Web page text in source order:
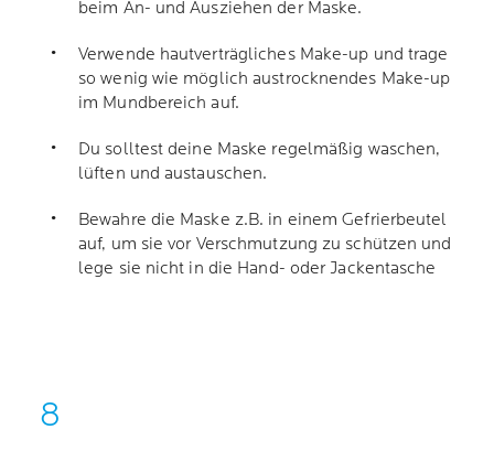
beim An- und Ausziehen der Maske.
Verwende hautverträgliches Make-up und trage
so wenig wie möglich austrocknendes Make-up
im Mundbereich auf.
Du solltest deine Maske regelmäßig waschen,
lüften und austauschen.
Bewahre die Maske z.B. in einem Gefrierbeutel
auf, um sie vor Verschmutzung zu schützen und
lege sie nicht in die Hand- oder Jackentasche